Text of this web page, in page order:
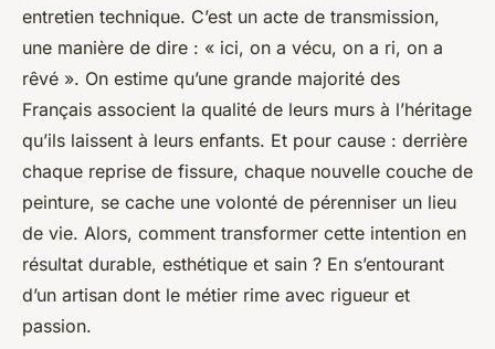
entretien technique. C’est un acte de transmission,
une manière de dire : « ici, on a vécu, on a ri, on a
rêvé ». On estime qu’une grande majorité des
Français associent la qualité de leurs murs à l’héritage
qu’ils laissent à leurs enfants. Et pour cause : derrière
chaque reprise de fissure, chaque nouvelle couche de
peinture, se cache une volonté de pérenniser un lieu
de vie. Alors, comment transformer cette intention en
résultat durable, esthétique et sain ? En s’entourant
d’un artisan dont le métier rime avec rigueur et
passion.